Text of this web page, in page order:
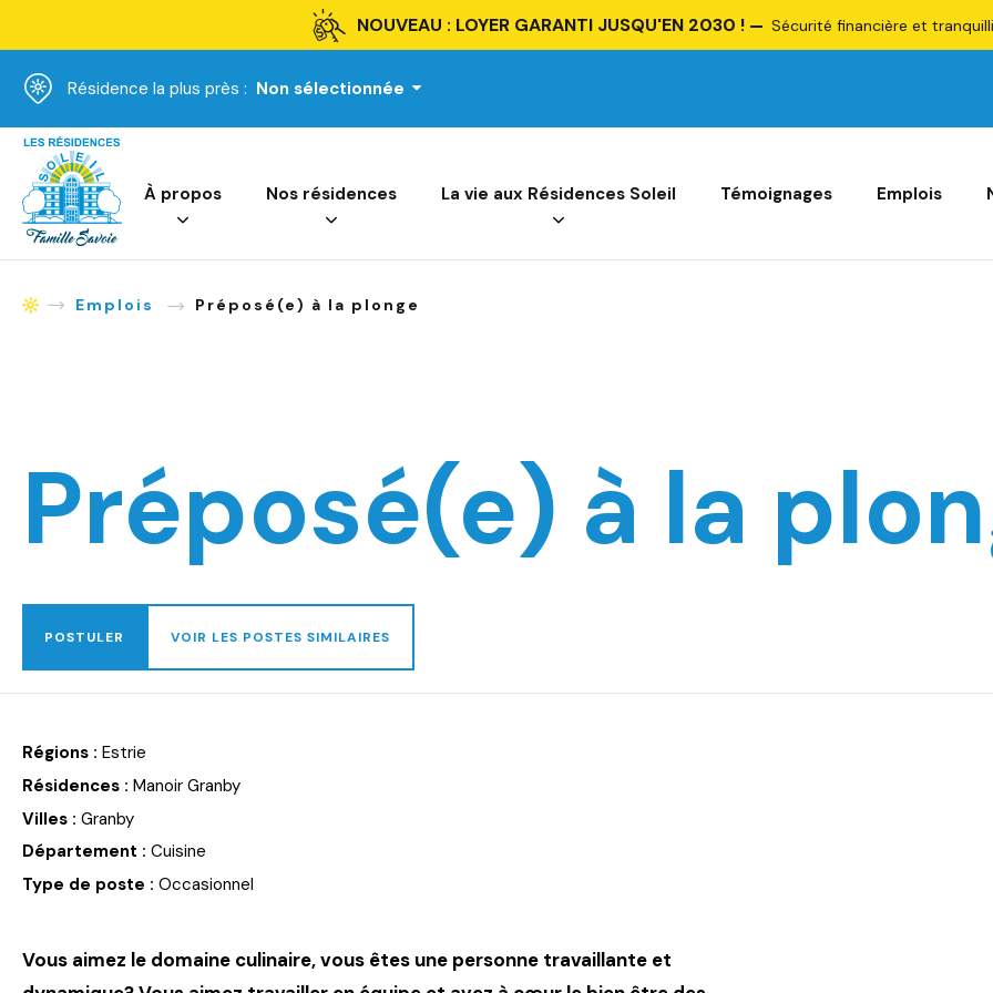
NOUVEAU : LOYER GARANTI JUSQU'EN 2030 ! Sécurité financière et
Résidence la plus près : Non sélectionnée
Accueil
À propos Nos résidences La vie aux Résidences Soleil Témoignages Emplois
AccueilEmplois Préposé(e) à la plonge
Préposé(e) à la
POSTULER VOIR LES POSTES SIMILAIRES
Régions : Estrie
Résidences : Manoir Granby
Villes : Granby
Département : Cuisine
Type de poste : Occasionnel
Vous aimez le domaine culinaire, vous êtes une personne travaillante et